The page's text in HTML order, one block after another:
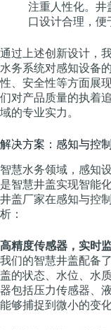
注重人性化。井
口设计合理，便
通过上述创新设计，
水务系统对感知设备
性、安全性等方面展
们对产品质量的执着
域的专业实力。
解决方案：感知与控
智慧水务领域，感知
是智慧井盖实现智能
井盖厂家在感知与控
析：
高精度传感器，实时
我们的智慧井盖配备
盖的状态、水位、水
器包括压力传感器、
能够捕捉到微小的变